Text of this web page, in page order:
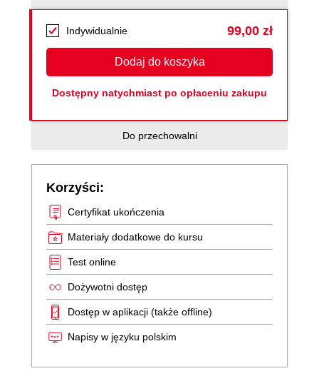
Indywidualnie 99,00 zł
Dodaj do koszyka
Dostępny natychmiast po opłaceniu zakupu
Do przechowalni
Korzyści:
Certyfikat ukończenia
Materiały dodatkowe do kursu
Test online
Dożywotni dostęp
Dostęp w aplikacji (także offline)
Napisy w języku polskim